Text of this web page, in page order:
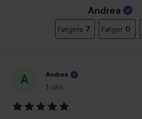
Andrea
Følgere 7 Følger 0
Andrea
1 uke
Innlegget ble opprettet 1 uke